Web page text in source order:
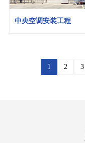
中央空调安装工程
1 2 3